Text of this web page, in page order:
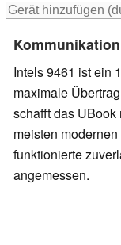
Kommunikation
Intels 9461 ist ein
maximale
schafft das
meisten
funktionierte
angemessen.